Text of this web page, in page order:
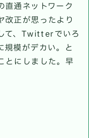
直通ネットワーク
改正が思ったより
て、Twitterでいろ
規模がデカい。と
とにしました。早